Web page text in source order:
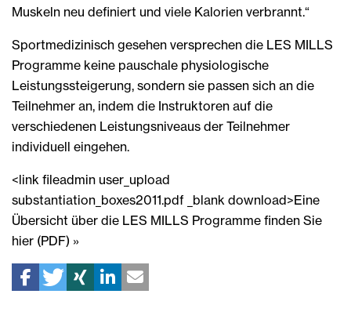
Muskeln neu definiert und viele Kalorien verbrannt.“
Sportmedizinisch gesehen versprechen die LES MILLS
Programme keine pauschale physiologische
Leistungssteigerung, sondern sie passen sich an die
Teilnehmer an, indem die Instruktoren auf die
verschiedenen Leistungsniveaus der Teilnehmer
individuell eingehen.
<link fileadmin user_upload
substantiation_boxes2011.pdf _blank download>Eine
Übersicht über die LES MILLS Programme finden Sie
hier (PDF) »